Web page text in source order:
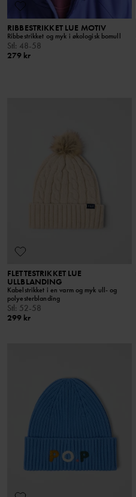
RIBBESTRIKKET LUE MOTIV
Ribbestrikket og myk i økologisk bomull
Stl: 48-58
279 kr
FLETTESTRIKKET LUE
ULLBLANDING
Kabelstrikket i en varm og myk ull- og
polyesterblanding
Stl: 52-58
299 kr